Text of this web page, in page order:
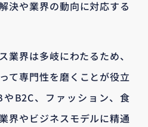
決や業界の動向に対応する
業界は多岐にわたるため、
て専門性を磨くことが役立
B2C、ファッション、食
界やビジネスモデルに精通